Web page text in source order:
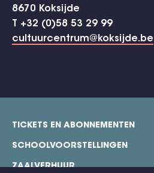
8670 Koksijde
T +32 (0)58 53 29 99
cultuurcentrum@koksijde.be
footer
TICKETS EN ABONNEMENTEN
SCHOOLVOORSTELLINGEN
ZAALVERHUUR